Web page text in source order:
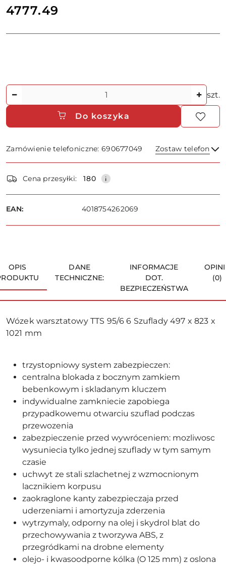
Cena:
4777.49
szt.
Do koszyka
Zamówienie telefoniczne: 690677049 Zostaw telefon
Wyślij
i
dostawa
Cena przesyłki: 180
EAN: 4018754262069
OPIS
DANE
TECHNICZNE:
INFORMACJE
DOT.
BEZPIECZEŃSTWA
(0)
Wózek warsztatowy TTS 95/6 6 Szuflady 497 x 823 x
1021 mm
trzystopniowy system zabezpieczen:
centralna blokada z bocznym zamkiem
bebenkowym i skladanym kluczem
indywidualne zamkniecie zapobiega
przypadkowemu otwarciu szuflad podczas
przewozenia
zabezpieczenie przed wywróceniem: mozliwosc
wysuniecia tylko jednej szuflady w tym samym
czasie
uchwyt ze stali szlachetnej z wzmocnionym
lacznikiem korpusu
zaokraglone kanty zabezpieczaja przed
uderzeniami i amortyzuja zderzenia
wytrzymaly, odporny na olej i skydrol blat do
przechowywania z tworzywa ABS, z
przegródkami na drobne elementy
olejo- i kwasoodporne kólka (O 125 mm) z oslona